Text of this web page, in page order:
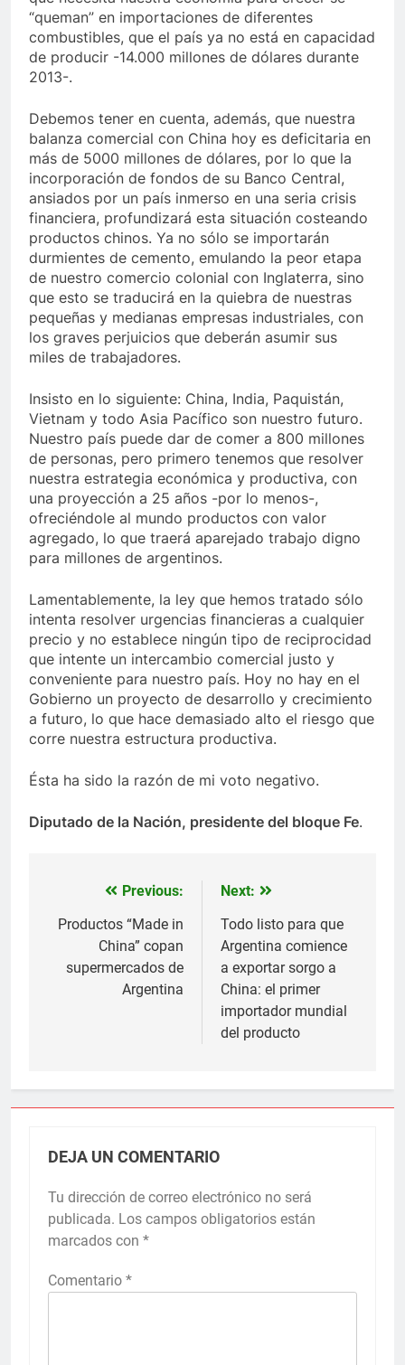
“queman” en importaciones de diferentes
combustibles, que el país ya no está en capacidad
de producir -14.000 millones de dólares durante
2013-.
Debemos tener en cuenta, además, que nuestra
balanza comercial con China hoy es deficitaria en
más de 5000 millones de dólares, por lo que la
incorporación de fondos de su Banco Central,
ansiados por un país inmerso en una seria crisis
financiera, profundizará esta situación costeando
productos chinos. Ya no sólo se importarán
durmientes de cemento, emulando la peor etapa
de nuestro comercio colonial con Inglaterra, sino
que esto se traducirá en la quiebra de nuestras
pequeñas y medianas empresas industriales, con
los graves perjuicios que deberán asumir sus
miles de trabajadores.
Insisto en lo siguiente: China, India, Paquistán,
Vietnam y todo Asia Pacífico son nuestro futuro.
Nuestro país puede dar de comer a 800 millones
de personas, pero primero tenemos que resolver
nuestra estrategia económica y productiva, con
una proyección a 25 años -por lo menos-,
ofreciéndole al mundo productos con valor
agregado, lo que traerá aparejado trabajo digno
para millones de argentinos.
Lamentablemente, la ley que hemos tratado sólo
intenta resolver urgencias financieras a cualquier
precio y no establece ningún tipo de reciprocidad
que intente un intercambio comercial justo y
conveniente para nuestro país. Hoy no hay en el
Gobierno un proyecto de desarrollo y crecimiento
a futuro, lo que hace demasiado alto el riesgo que
corre nuestra estructura productiva.
Ésta ha sido la razón de mi voto negativo.
Diputado de la Nación, presidente del bloque Fe.
Navegación
de
entradas
Previous:
Productos “Made in
China” copan
supermercados de
Argentina
Next:
Todo listo para que
Argentina comience
a exportar sorgo a
China: el primer
importador mundial
del producto
DEJA UN COMENTARIO
Tu dirección de correo electrónico no será
publicada. Los campos obligatorios están
marcados con *
Comentario *